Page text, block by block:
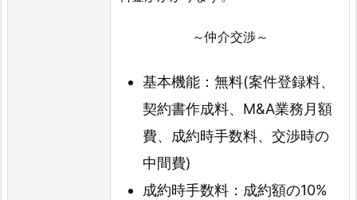
～仲介交渉～
基本機能：無料(案件登録料、
契約書作成料、M&A業務月額
費、成約時手数料、交渉時の
中間費)
成約時手数料：成約額の10%